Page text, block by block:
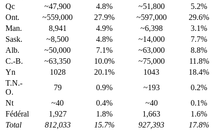
Qc
~47,900 4.8% ~51,800
5.2%
Ont.
~559,000 27.9% ~597,000
29.6%
Man.
8,941 4.9% ~6,398
3.1%
Sask.
~8,500 4.8% ~14,000
7.7%
Alb.
~50,000 7.1% ~63,000
8.8%
C.-B.
~63,350 10.0% ~75,000
11.8%
Yn
1028 20.1% 1043
18.4%
T.N.-
O.
79 0.9% ~193
0.2%
Nt
~40 0.4% ~40
0.1%
Fédéral
1,927 1.8% 1,663
1.6%
Total
812,033 15.7% 927,393 17.8%